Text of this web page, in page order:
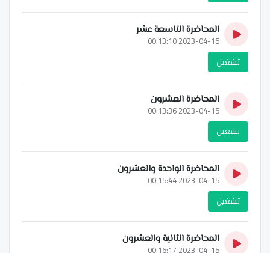
المحاضرة التاسعة عشر
2023-04-15 00:13:10
تشغيل
المحاضرة العشرون
2023-04-15 00:13:36
تشغيل
المحاضرة الواحدة والعشرون
2023-04-15 00:15:44
تشغيل
المحاضرة الثانية والعشرون
2023-04-15 00:16:17